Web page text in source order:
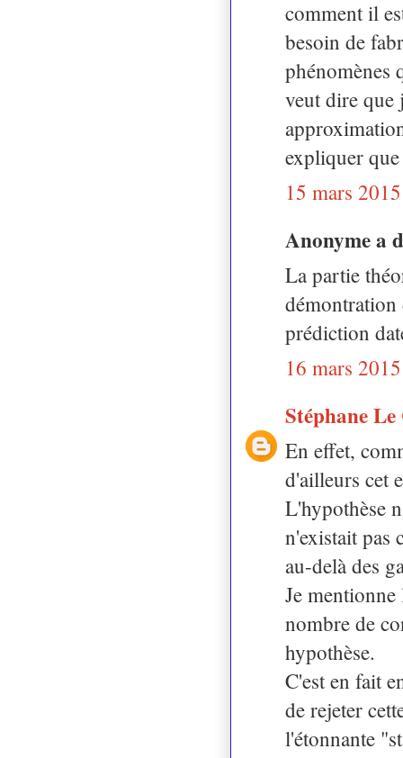
comment il
besoin de
phénomènes
veut dire que
expliquer
15 mars
Anonyme a
La partie
prédiction
16 mars
Stéphane
En effet,
d'ailleurs cet
L'hypothèse
n'existait pas
au-delà des
Je
nombre de
hypothèse.
C'est en fait
de rejeter
l'étonnante